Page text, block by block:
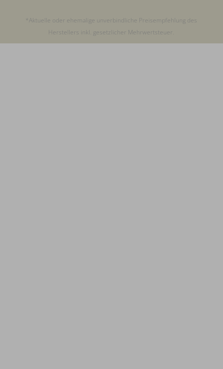
*Aktuelle oder ehemalige unverbindliche Preisempfehlung des
Herstellers inkl. gesetzlicher Mehrwertsteuer.